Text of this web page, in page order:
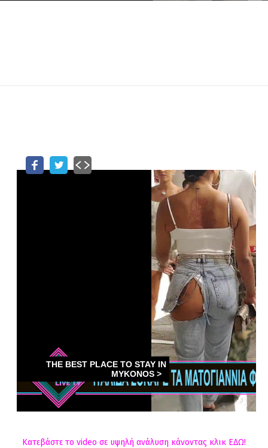
Κατεβάστε το video σε υψηλή ανάλυση κάνοντας κλικ ΕΔΩ!